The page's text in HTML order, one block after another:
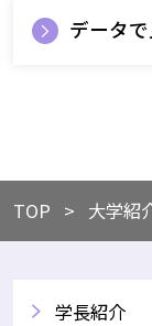
データ
TOP 大学紹
学長紹介